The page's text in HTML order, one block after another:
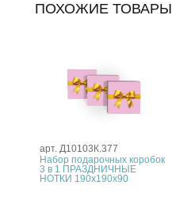
ПОХОЖИЕ ТОВАРЫ
арт. Д10103К.377
Набор подарочных коробок
3 в 1 ПРАЗДНИЧНЫЕ
НОТКИ 190х190х90